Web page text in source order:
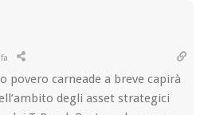
povero carneade a breve capirà
degli asset strategici